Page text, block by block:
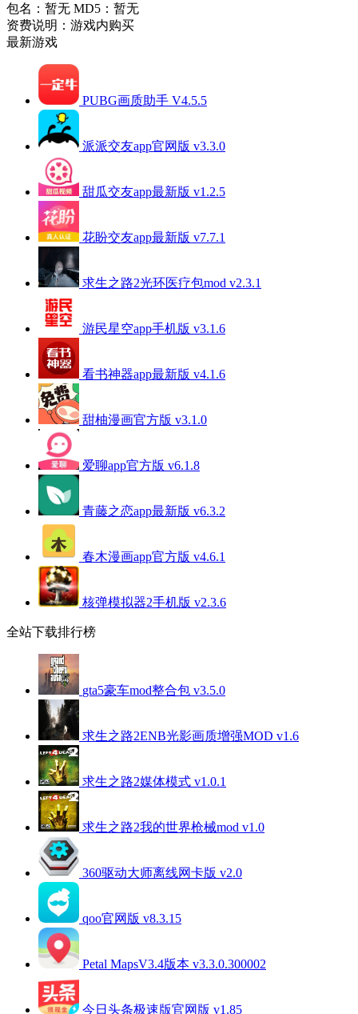
包名：暂无 MD5：暂无
资费说明：游戏内购买
最新游戏
PUBG画质助手 V4.5.5
派派交友app官网版 v3.3.0
甜瓜交友app最新版 v1.2.5
花盼交友app最新版 v7.7.1
求生之路2光环医疗包mod v2.3.1
游民星空app手机版 v3.1.6
看书神器app最新版 v4.1.6
甜柚漫画官方版 v3.1.0
爱聊app官方版 v6.1.8
青藤之恋app最新版 v6.3.2
春木漫画app官方版 v4.6.1
核弹模拟器2手机版 v2.3.6
全站下载排行榜
gta5豪车mod整合包 v3.5.0
求生之路2ENB光影画质增强MOD v1.6
求生之路2媒体模式 v1.0.1
求生之路2我的世界枪械mod v1.0
360驱动大师离线网卡版 v2.0
qoo官网版 v8.3.15
Petal MapsV3.4版本 v3.3.0.300002
今日头条极速版官网版 v1.85